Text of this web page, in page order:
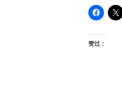
赞过：